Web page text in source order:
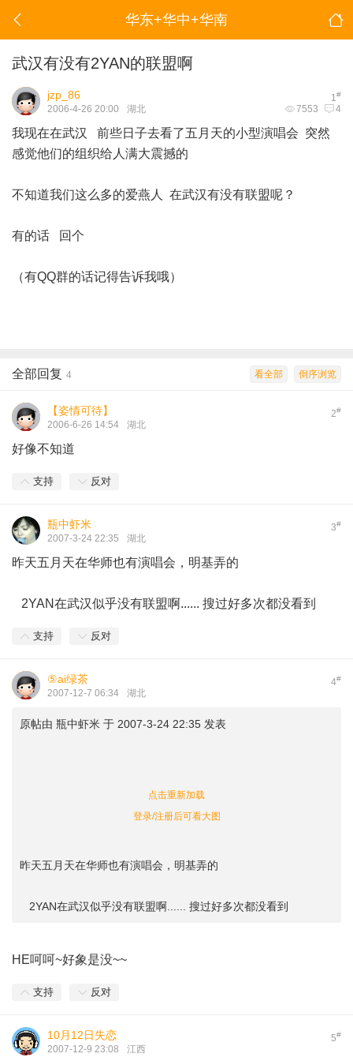
华东+华中+华南
武汉有没有2YAN的联盟啊
1#
jzp_86
7553 4
2006-4-26 20:00 湖北
我现在在武汉 前些日子去看了五月天的小型演唱会 突然
感觉他们的组织给人满大震撼的
不知道我们这么多的爱燕人 在武汉有没有联盟呢？
有的话 回个
（有QQ群的话记得告诉我哦）
倒序浏览
看全部
全部回复 4
2#
【姿情可待】
2006-6-26 14:54 湖北
好像不知道
支持 反对
3#
瓶中虾米
2007-3-24 22:35 湖北
昨天五月天在华师也有演唱会，明基弄的
2YAN在武汉似乎没有联盟啊...... 搜过好多次都没看到
支持 反对
4#
⑤ai绿茶
2007-12-7 06:34 湖北
原帖由 瓶中虾米 于 2007-3-24 22:35 发表
点击重新加载
登录/注册后可看大图
昨天五月天在华师也有演唱会，明基弄的
2YAN在武汉似乎没有联盟啊...... 搜过好多次都没看到
HE呵呵~好象是没~~
支持 反对
5#
10月12日失恋
2007-12-9 23:08 江西